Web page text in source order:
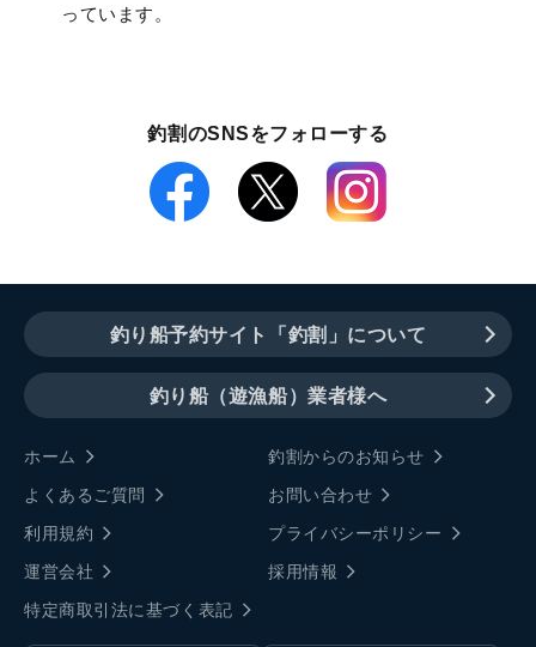
っています。
釣割のSNSをフォローする
釣り船予約サイト「釣割」について
釣り船（遊漁船）業者様へ
ホーム
釣割からのお知らせ
よくあるご質問
お問い合わせ
利用規約
プライバシーポリシー
運営会社
採用情報
特定商取引法に基づく表記